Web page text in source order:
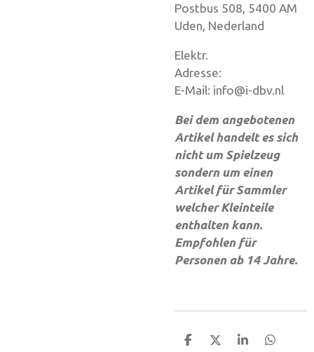
Postbus 508, 5400 AM
Uden, Nederland
Elektr.
Adresse:
E-Mail: info@i-dbv.nl
Bei dem angebotenen
Artikel handelt es sich
nicht um Spielzeug
sondern um einen
Artikel für Sammler
welcher Kleinteile
enthalten kann.
Empfohlen für
Personen ab 14 Jahre.
T
T
T
T